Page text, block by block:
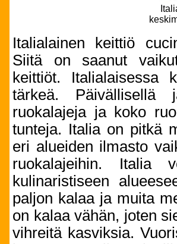
Italialainen keittiö
Siitä on saanut
keittiöt. Italialaisessa
tärkeä. Päivällisellä
ruokalajeja ja koko
tunteja. Italia on pitkä
eri alueiden ilmasto
ruokalajeihin. Italia
kulinaristiseen
paljon kalaa ja muita
on kalaa vähän, joten
vihreitä kasviksia.